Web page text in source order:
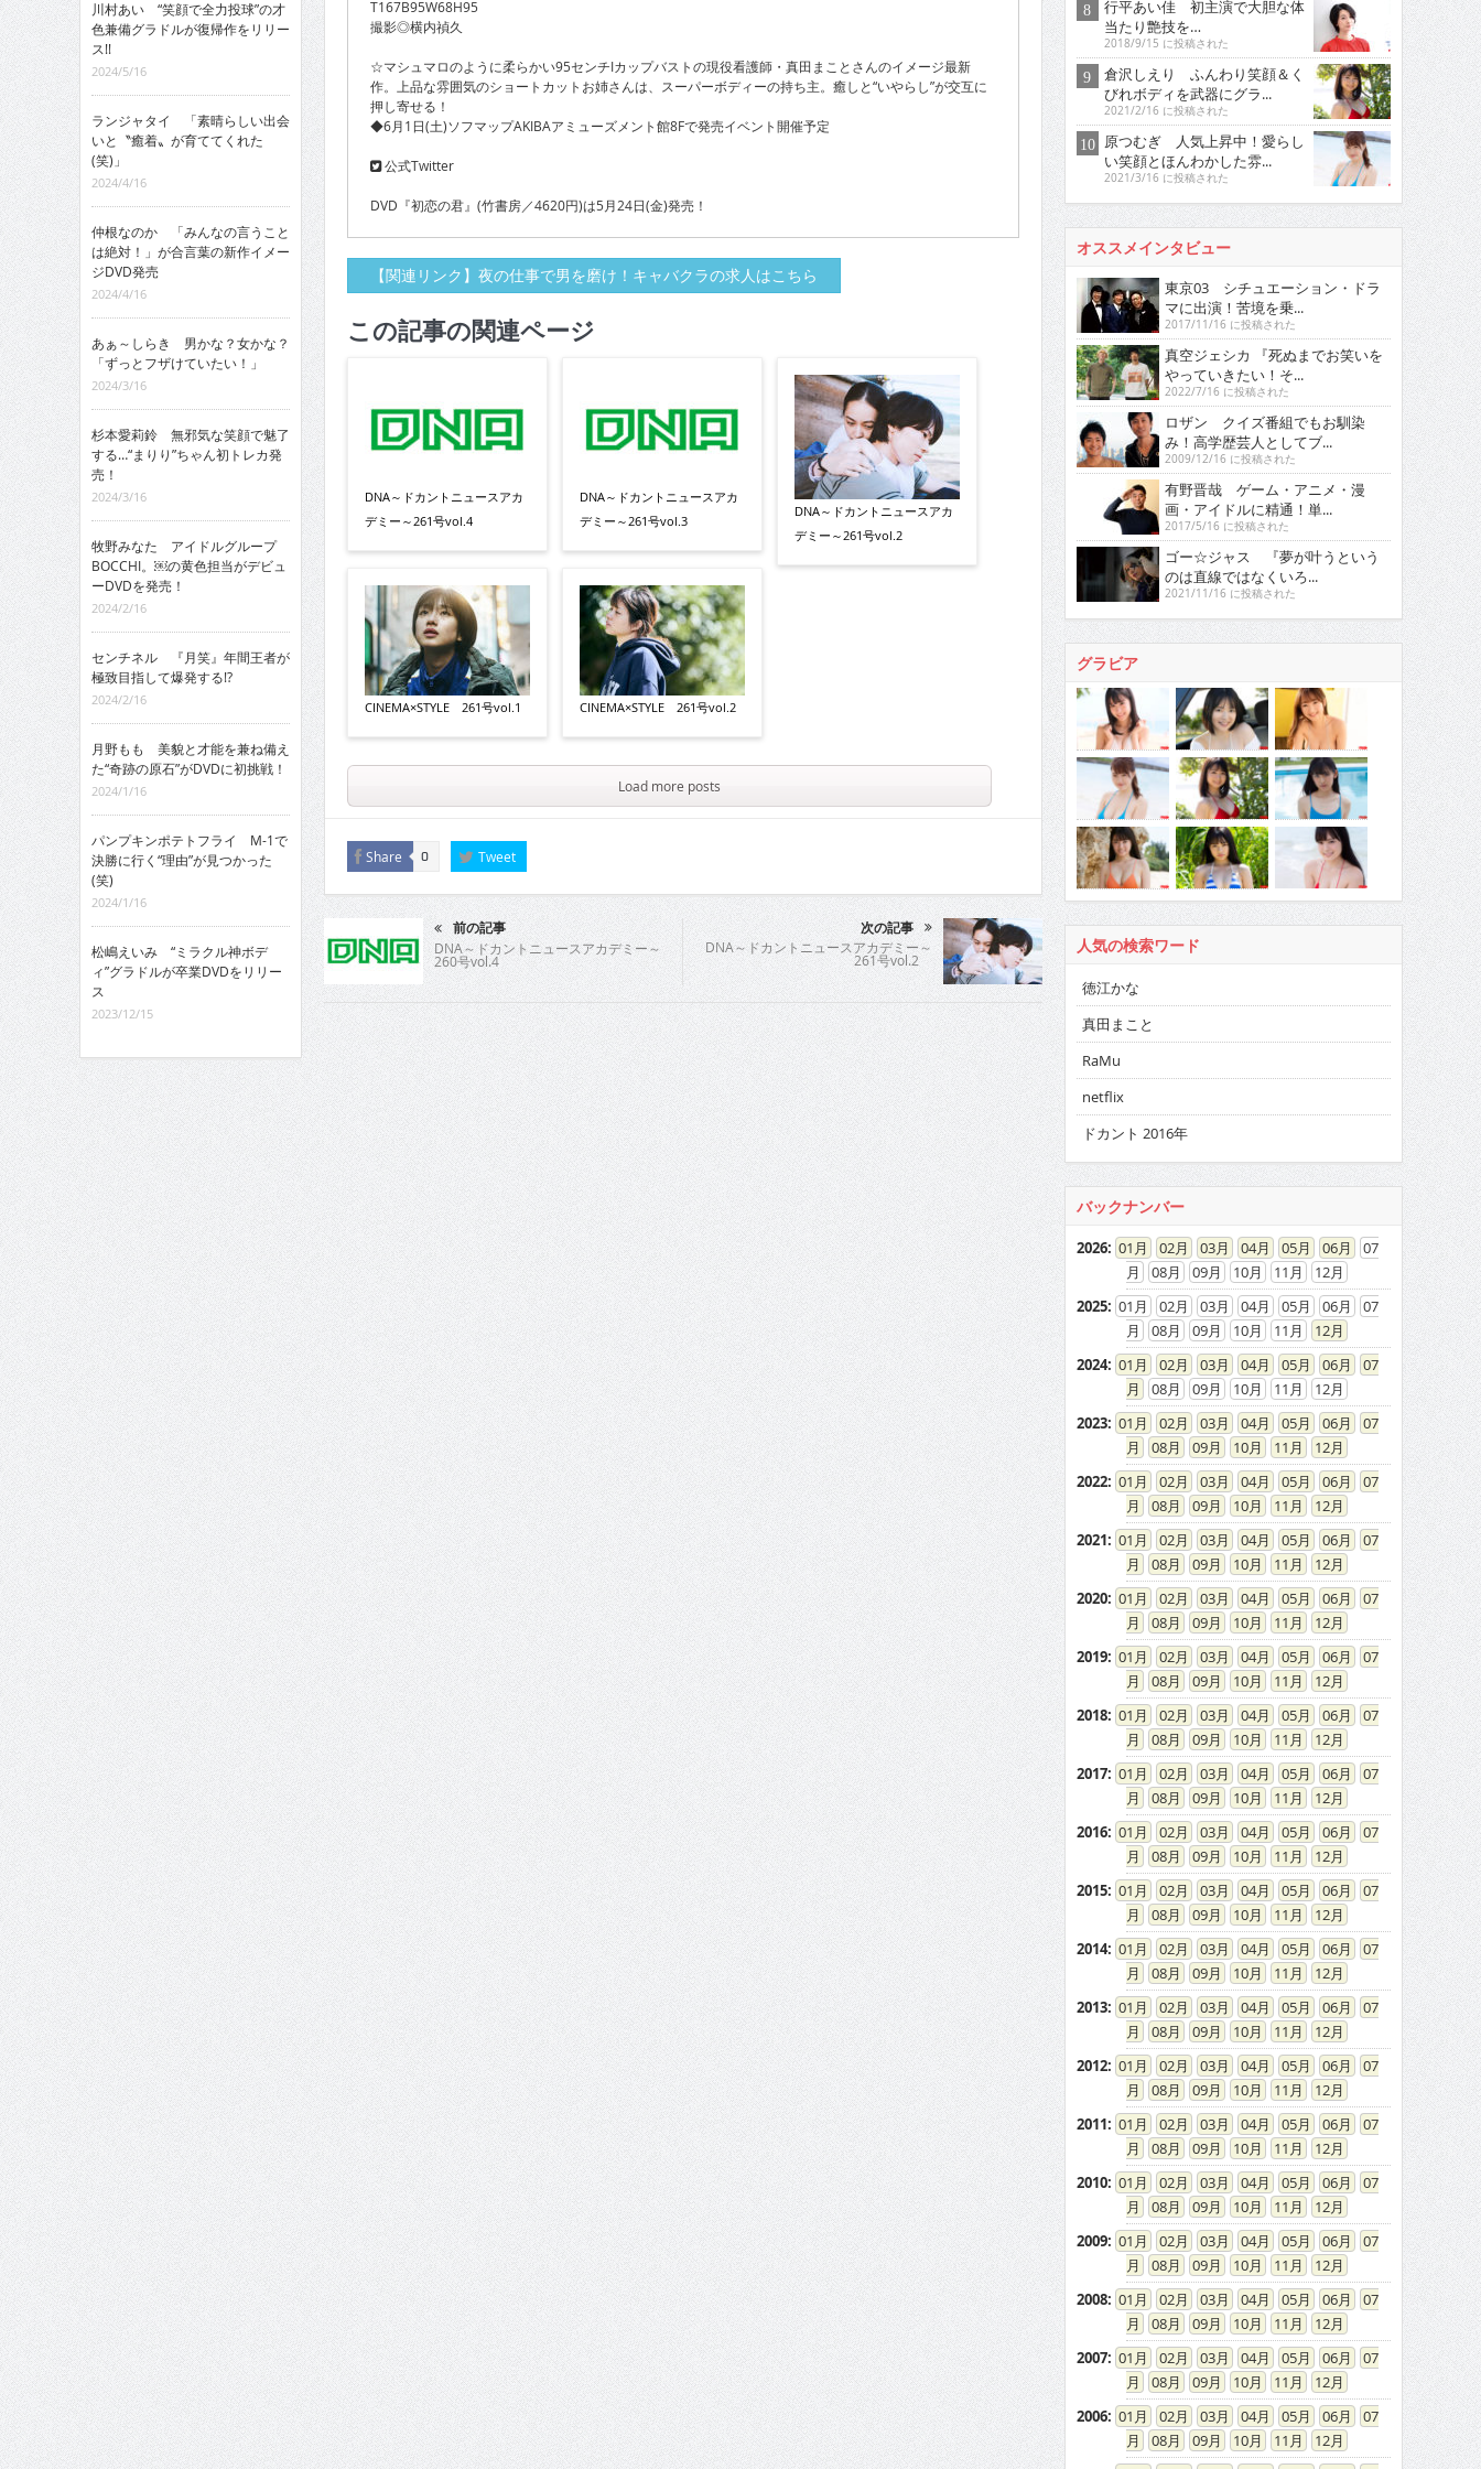
T167B95W68H95
撮影◎横内禎久
☆マシュマロのように柔らかい95センチIカップバストの現役看護師・真田まことさんのイメージ最新
作。上品な雰囲気のショートカットお姉さんは、スーパーボディーの持ち主。癒しと“いやらし”が交互に
押し寄せる！
◆6月1日(土)ソフマップAKIBAアミューズメント館8Fで発売イベント開催予定
公式Twitter
DVD『初恋の君』(竹書房／4620円)は5月24日(金)発売！
【関連リンク】夜の仕事で男を磨け！キャバクラの求人はこちら
この記事の関連ページ
DNA～ドカントニュースアカ
デミー～261号vol.4
CINEMA×STYLE 261号vol.1
DNA～ドカントニュースアカ
デミー～261号vol.3
CINEMA×STYLE 261号vol.2
DNA～ドカントニュースアカ
デミー～261号vol.2
Load more posts
Share 0 Tweet
前の記事
DNA～ドカントニュースアカデミー～
260号vol.4
次の記事
DNA～ドカントニュースアカデミー～
261号vol.2
川村あい “笑顔で全力投球”の才
色兼備グラドルが復帰作をリリー
ス!!
2024/5/16
ランジャタイ 「素晴らしい出会
いと〝癒着〟が育ててくれた
(笑)」
2024/4/16
仲根なのか 「みんなの言うこと
は絶対！」が合言葉の新作イメー
ジDVD発売
2024/4/16
あぁ～しらき 男かな？女かな？
「ずっとフザけていたい！」
2024/3/16
杉本愛莉鈴 無邪気な笑顔で魅了
する…“まりり”ちゃん初トレカ発
売！
2024/3/16
牧野みなた アイドルグループ
BOCCHI。￼の黄色担当がデビュ
ーDVDを発売！
2024/2/16
センチネル 『月笑』年間王者が
極致目指して爆発する!?
2024/2/16
月野もも 美貌と才能を兼ね備え
た“奇跡の原石”がDVDに初挑戦！
2024/1/16
パンプキンポテトフライ M-1で
決勝に行く“理由”が見つかった
(笑)
2024/1/16
松嶋えいみ “ミラクル神ボデ
ィ”グラドルが卒業DVDをリリー
ス
2023/12/15
行平あい佳 初主演で大胆な体
当たり艶技を…
2018/9/15 に投稿された
倉沢しえり ふんわり笑顔＆く
びれボディを武器にグラ...
2021/2/16 に投稿された
原つむぎ 人気上昇中！愛らし
い笑顔とほんわかした雰...
2021/3/16 に投稿された
オススメインタビュー
東京03 シチュエーション・ドラ
マに出演！苦境を乗...
2017/11/16 に投稿された
真空ジェシカ 『死ぬまでお笑いを
やっていきたい！そ...
2022/7/16 に投稿された
ロザン クイズ番組でもお馴染
み！高学歴芸人としてブ...
2009/12/16 に投稿された
有野晋哉 ゲーム・アニメ・漫
画・アイドルに精通！単...
2017/5/16 に投稿された
ゴー☆ジャス 『夢が叶うという
のは直線ではなくいろ...
2021/11/16 に投稿された
グラビア
人気の検索ワード
徳江かな
真田まこと
RaMu
netflix
ドカント 2016年
バックナンバー
2026: 01 02 03 04 05 06
07
08
09 10 11
12
2025: 01 02 03 04 05 06
07
08
09 10 11
12
2024: 01 02 03 04 05 06
07
08
09 10 11
12
2023: 01 02 03 04 05 06
07
08
09 10 11
12
2022: 01 02 03 04 05 06
07
08
09 10 11
12
2021: 01 02 03 04 05 06
07
08
09 10 11
12
2020: 01 02 03 04 05 06
07
08
09 10 11
12
2019: 01 02 03 04 05 06
07
08
09 10 11
12
2018: 01 02 03 04 05 06
07
08
09 10 11
12
2017: 01 02 03 04 05 06
07
08
09 10 11
12
2016: 01 02 03 04 05 06
07
08
09 10 11
12
2015: 01 02 03 04 05 06
07
08
09 10 11
12
2014: 01 02 03 04 05 06
07
08
09 10 11
12
2013: 01 02 03 04 05 06
07
08
09 10 11
12
2012: 01 02 03 04 05 06
07
08
09 10 11
12
2011: 01 02 03 04 05 06
07
08
09 10 11
12
2010: 01 02 03 04 05 06
07
08
09 10 11
12
2009: 01 02 03 04 05 06
07
08
09 10 11
12
2008: 01 02 03 04 05 06
07
08
09 10 11
12
2007: 01 02 03 04 05 06
07
08
09 10 11
12
2006: 01 02 03 04 05 06
07
08
09 10 11
12